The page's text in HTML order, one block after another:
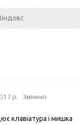
р. Змінено
клавіатура і мишка